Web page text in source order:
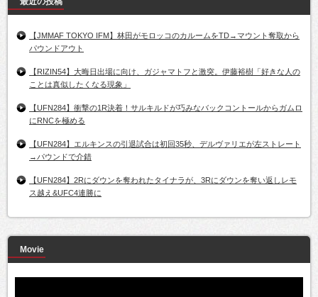
【JMMAF TOKYO IFM】林田がモロッコのカルームをTD→マウント奪取から
パウンドアウト
【RIZIN54】大晦日出場に向け、ガジャマトフと激突。伊藤裕樹「好きな人の
ことは真似したくなる現象」
【UFN284】衝撃の1R決着！サルキルドが巧みなバックコントールからガムロ
にRNCを極める
【UFN284】エルキンスの引退試合は初回35秒、デルヴァリエが左ストレート
→パウンドで介錯
【UFN284】2Rにダウンを奪われたタイナラが、3Rにダウンを奪い返しレモ
ス越え&UFC4連勝に
Movie